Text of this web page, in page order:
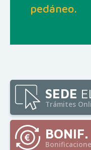
pedáneo.
SEDE
Trámites
BONIF.